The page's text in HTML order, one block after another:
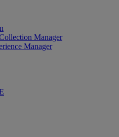
Manager
Manager